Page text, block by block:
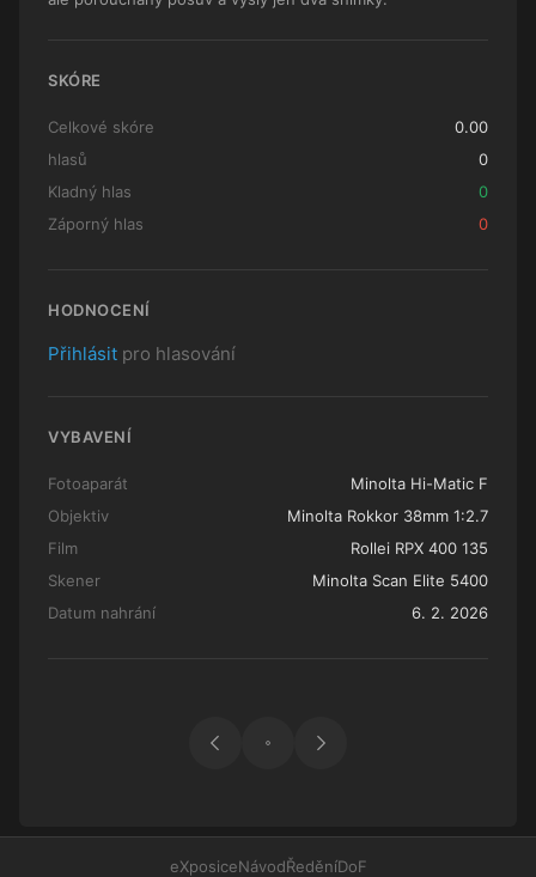
SKÓRE
Celkové skóre
0.00
hlasů
0
Kladný hlas
0
Záporný hlas
0
HODNOCENÍ
Přihlásit pro hlasování
VYBAVENÍ
Fotoaparát
Minolta Hi-Matic F
Objektiv
Minolta Rokkor 38mm 1:2.7
Film
Rollei RPX 400 135
Skener
Minolta Scan Elite 5400
Datum nahrání
6. 2. 2026
eXposiceNávodŘeděníDoF